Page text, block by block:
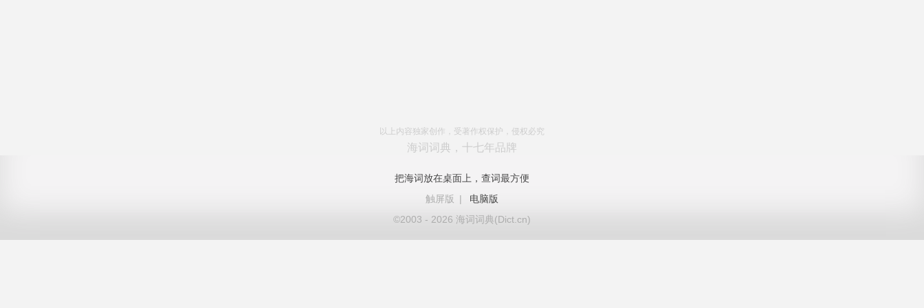
以上内容独家创作，受著作权保护，侵权必究
海词词典，十七年品牌
把海词放在桌面上，查词最方便
触屏版
|
电脑版
©2003 - 2026 海词词典(Dict.cn)